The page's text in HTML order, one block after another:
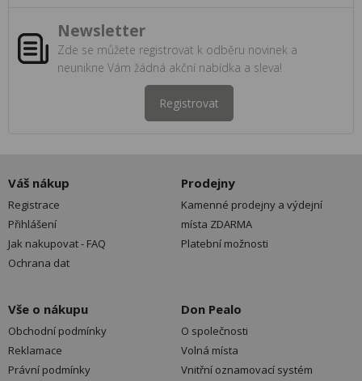
Newsletter
Zde se můžete registrovat k odběru novinek a
neunikne Vám žádná akční nabídka a sleva!
Registrovat
Váš nákup
Registrace
Přihlášení
Jak nakupovat - FAQ
Ochrana dat
Prodejny
Kamenné prodejny a výdejní
místa ZDARMA
Platební možnosti
Vše o nákupu
Obchodní podmínky
Reklamace
Právní podmínky
Don Pealo
O společnosti
Volná místa
Vnitřní oznamovací systém